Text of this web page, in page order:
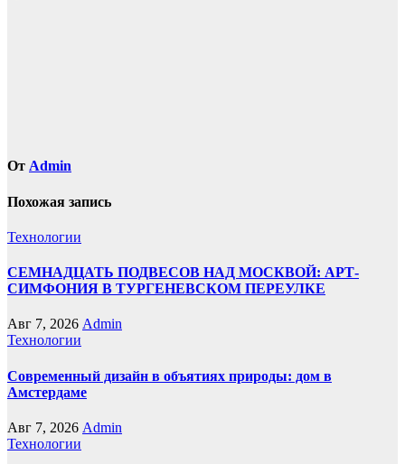
От Admin
Похожая запись
Технологии
СЕМНАДЦАТЬ ПОДВЕСОВ НАД МОСКВОЙ: АРТ-
СИМФОНИЯ В ТУРГЕНЕВСКОМ ПЕРЕУЛКЕ
Авг 7, 2026 Admin
Технологии
Современный дизайн в объятиях природы: дом в
Амстердаме
Авг 7, 2026 Admin
Технологии